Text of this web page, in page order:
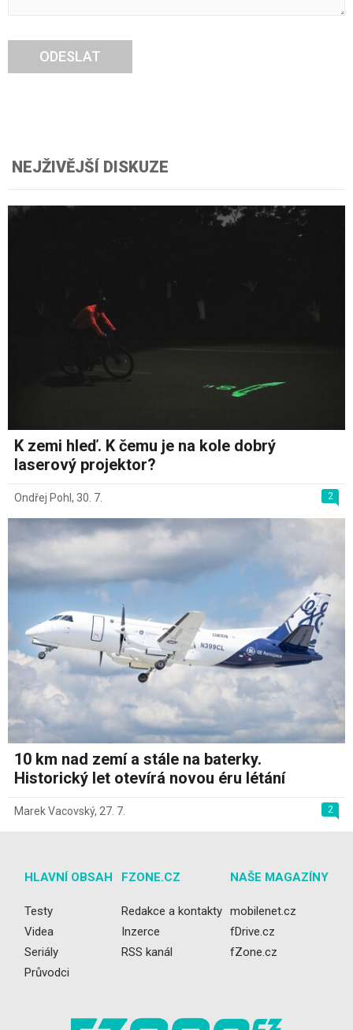
ODESLAT
NEJŽIVĚJŠÍ DISKUZE
K zemi hleď. K čemu je na kole dobrý
laserový projektor?
2
Ondřej Pohl , 30. 7.
10 km nad zemí a stále na baterky.
Historický let otevírá novou éru létání
2
Marek Vacovský, 27. 7.
HLAVNÍ OBSAH
Testy
Videa
Seriály
Průvodci
FZONE.CZ
Redakce a kontakty
Inzerce
RSS kanál
NAŠE MAGAZÍNY
mobilenet.cz
fDrive.cz
fZone.cz